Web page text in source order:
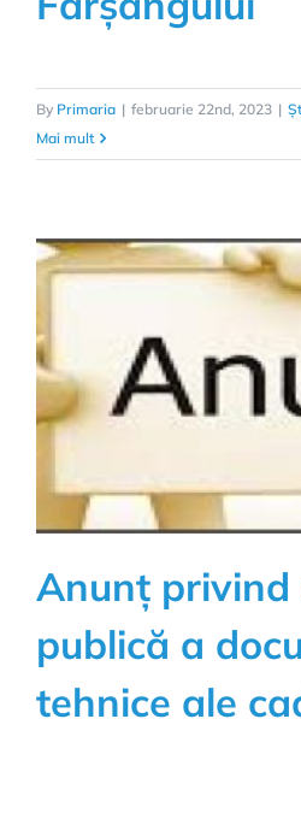
By Primaria | februarie 22nd, 2023 |
Mai mult
Anunț privind
publică a
tehnice ale